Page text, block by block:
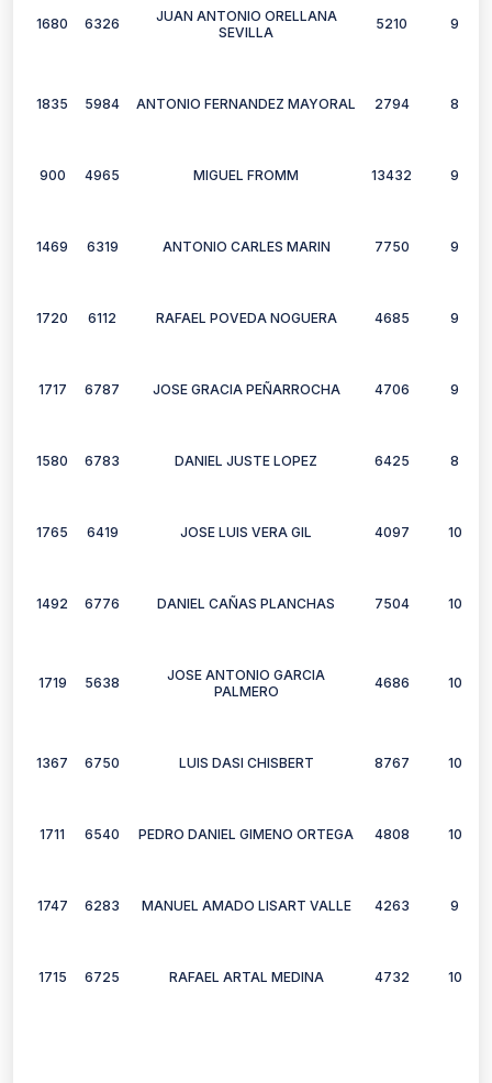
1680 6326
JUAN ANTONIO ORELLANA
SEVILLA
5210 9
1835 5984 ANTONIO FERNANDEZ MAYORAL 2794 8
900 4965 MIGUEL FROMM 13432 9
1469 6319 ANTONIO CARLES MARIN 7750 9
1720 6112 RAFAEL POVEDA NOGUERA 4685 9
1717 6787 JOSE GRACIA PEÑARROCHA 4706 9
1580 6783 DANIEL JUSTE LOPEZ 6425 8
1765 6419 JOSE LUIS VERA GIL 4097 10
1492 6776 DANIEL CAÑAS PLANCHAS 7504 10
1719 5638
JOSE ANTONIO GARCIA
PALMERO
4686 10
1367 6750 LUIS DASI CHISBERT 8767 10
1711 6540 PEDRO DANIEL GIMENO ORTEGA 4808 10
1747 6283 MANUEL AMADO LISART VALLE 4263 9
1715 6725 RAFAEL ARTAL MEDINA 4732 10